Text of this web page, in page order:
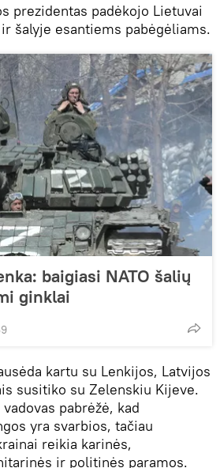
prezidentas padėkojo Lietuvai
šalyje esantiems pabėgėliams.
baigiasi NATO šalių
ginklai
kartu su Lenkijos, Latvijos
susitiko su Zelenskiu Kijeve.
pabrėžė, kad
yra svarbios, tačiau
reikia karinės,
ir politinės paramos.